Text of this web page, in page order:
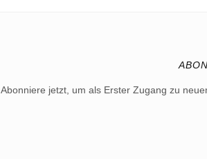
Abonniere jetzt, um als Erster Zugang zu